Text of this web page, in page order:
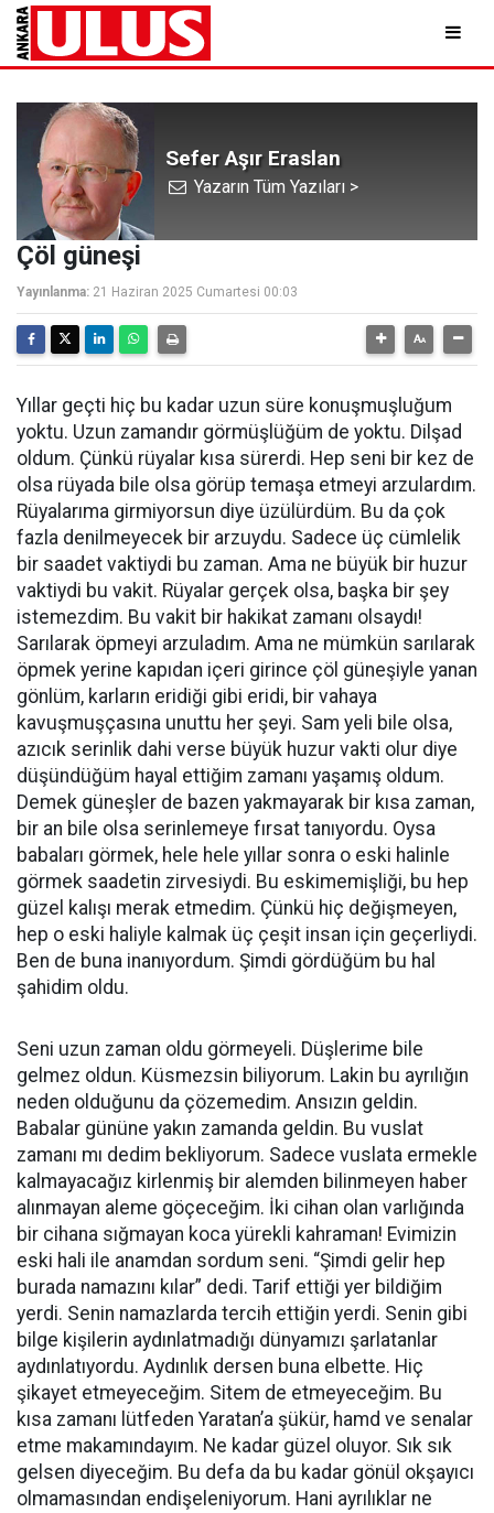
Sefer Aşır Eraslan
Yazarın Tüm Yazıları >
Çöl güneşi
Yayınlanma: 21 Haziran 2025 Cumartesi 00:03
Yıllar geçti hiç bu kadar uzun süre konuşmuşluğum
yoktu. Uzun zamandır görmüşlüğüm de yoktu. Dilşad
oldum. Çünkü rüyalar kısa sürerdi. Hep seni bir kez de
olsa rüyada bile olsa görüp temaşa etmeyi arzulardım.
Rüyalarıma girmiyorsun diye üzülürdüm. Bu da çok
fazla denilmeyecek bir arzuydu. Sadece üç cümlelik
bir saadet vaktiydi bu zaman. Ama ne büyük bir huzur
vaktiydi bu vakit. Rüyalar gerçek olsa, başka bir şey
istemezdim. Bu vakit bir hakikat zamanı olsaydı!
Sarılarak öpmeyi arzuladım. Ama ne mümkün sarılarak
öpmek yerine kapıdan içeri girince çöl güneşiyle yanan
gönlüm, karların eridiği gibi eridi, bir vahaya
kavuşmuşçasına unuttu her şeyi. Sam yeli bile olsa,
azıcık serinlik dahi verse büyük huzur vakti olur diye
düşündüğüm hayal ettiğim zamanı yaşamış oldum.
Demek güneşler de bazen yakmayarak bir kısa zaman,
bir an bile olsa serinlemeye fırsat tanıyordu. Oysa
babaları görmek, hele hele yıllar sonra o eski halinle
görmek saadetin zirvesiydi. Bu eskimemişliği, bu hep
güzel kalışı merak etmedim. Çünkü hiç değişmeyen,
hep o eski haliyle kalmak üç çeşit insan için geçerliydi.
Ben de buna inanıyordum. Şimdi gördüğüm bu hal
şahidim oldu.
Seni uzun zaman oldu görmeyeli. Düşlerime bile
gelmez oldun. Küsmezsin biliyorum. Lakin bu ayrılığın
neden olduğunu da çözemedim. Ansızın geldin.
Babalar gününe yakın zamanda geldin. Bu vuslat
zamanı mı dedim bekliyorum. Sadece vuslata ermekle
kalmayacağız kirlenmiş bir alemden bilinmeyen haber
alınmayan aleme göçeceğim. İki cihan olan varlığında
bir cihana sığmayan koca yürekli kahraman! Evimizin
eski hali ile anamdan sordum seni. “Şimdi gelir hep
burada namazını kılar” dedi. Tarif ettiği yer bildiğim
yerdi. Senin namazlarda tercih ettiğin yerdi. Senin gibi
bilge kişilerin aydınlatmadığı dünyamızı şarlatanlar
aydınlatıyordu. Aydınlık dersen buna elbette. Hiç
şikayet etmeyeceğim. Sitem de etmeyeceğim. Bu
kısa zamanı lütfeden Yaratan’a şükür, hamd ve senalar
etme makamındayım. Ne kadar güzel oluyor. Sık sık
gelsen diyeceğim. Bu defa da bu kadar gönül okşayıcı
olmamasından endişeleniyorum. Hani ayrılıklar ne